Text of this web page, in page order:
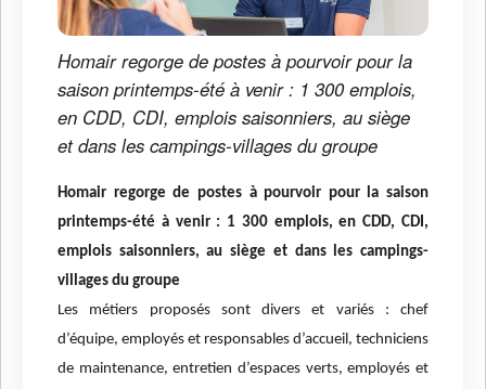
Homair regorge de postes à pourvoir pour la
saison printemps-été à venir : 1 300 emplois,
en CDD, CDI, emplois saisonniers, au siège
et dans les campings-villages du groupe
Homair regorge de postes à pourvoir pour la saison
printemps-été à venir : 1 300 emplois, en CDD, CDI,
emplois saisonniers, au siège et dans les campings-
villages du groupe
Les métiers proposés sont divers et variés : chef
d’équipe, employés et responsables d’accueil, techniciens
de maintenance, entretien d’espaces verts, employés et